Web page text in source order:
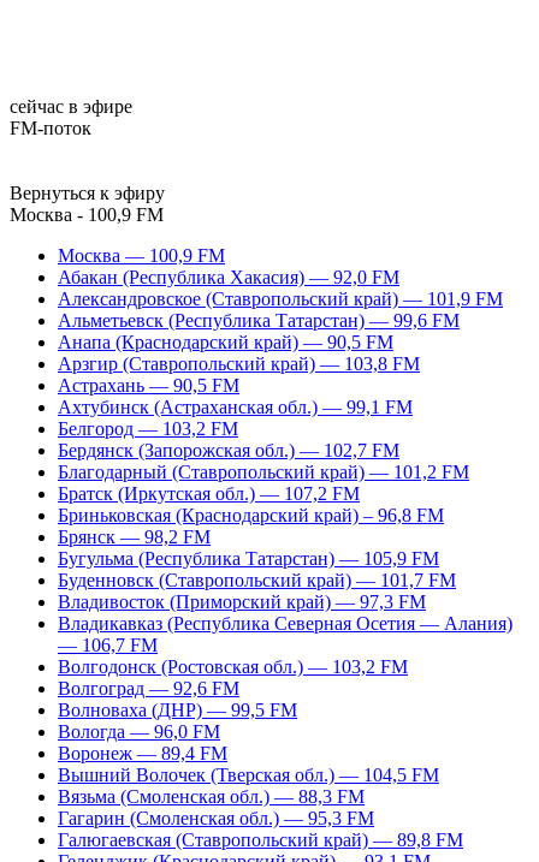
сейчас в эфире
FM-поток
Вернуться к эфиру
Москва - 100,9 FM
Москва — 100,9 FM
Абакан (Республика Хакасия) — 92,0 FM
Александровское (Ставропольский край) — 101,9 FM
Альметьевск (Республика Татарстан) — 99,6 FM
Анапа (Краснодарский край) — 90,5 FM
Арзгир (Ставропольский край) — 103,8 FM
Астрахань — 90,5 FM
Ахтубинск (Астраханская обл.) — 99,1 FM
Белгород — 103,2 FM
Бердянск (Запорожская обл.) — 102,7 FM
Благодарный (Ставропольский край) — 101,2 FM
Братск (Иркутская обл.) — 107,2 FM
Бриньковская (Краснодарский край) – 96,8 FM
Брянск — 98,2 FM
Бугульма (Республика Татарстан) — 105,9 FM
Буденновск (Ставропольский край) — 101,7 FM
Владивосток (Приморский край) — 97,3 FM
Владикавказ (Республика Северная Осетия — Алания)
— 106,7 FM
Волгодонск (Ростовская обл.) — 103,2 FM
Волгоград — 92,6 FM
Волноваха (ДНР) — 99,5 FM
Вологда — 96,0 FM
Воронеж — 89,4 FM
Вышний Волочек (Тверская обл.) — 104,5 FM
Вязьма (Смоленская обл.) — 88,3 FM
Гагарин (Смоленская обл.) — 95,3 FM
Галюгаевская (Ставропольский край) — 89,8 FM